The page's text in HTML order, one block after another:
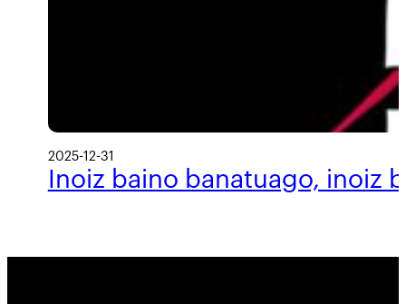
2025-12-31
Inoiz baino banatuago, inoiz